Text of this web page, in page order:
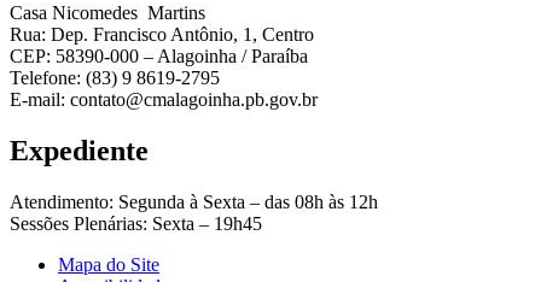
Casa Nicomedes Martins
Rua: Dep. Francisco Antônio, 1, Centro
CEP: 58390-000 – Alagoinha / Paraíba
Telefone: (83) 9 8619-2795
E-mail: contato@cmalagoinha.pb.gov.br
Expediente
Atendimento: Segunda à Sexta – das 08h às 12h
Sessões Plenárias: Sexta – 19h45
Mapa do Site